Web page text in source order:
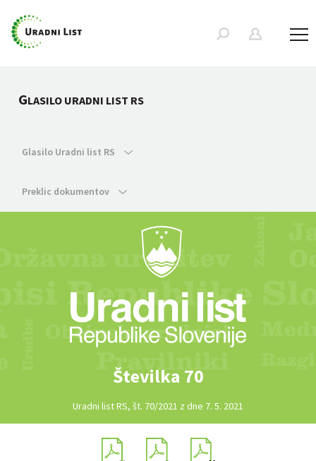
GLASILO URADNI LIST RS
Glasilo Uradni list RS
Preklic dokumentov
Številka 70
Uradni list RS, št. 70/2021 z dne 7. 5. 2021